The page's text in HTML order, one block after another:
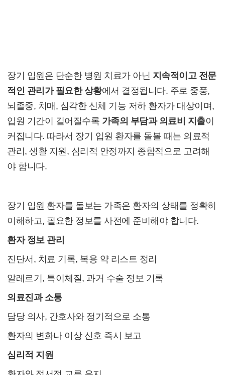
장기 입원은 단순한 병원 치료가 아닌 지속적이고 전문
적인 관리가 필요한 상황에서 결정됩니다. 주로 중풍,
뇌졸중, 치매, 심각한 신체 기능 저하 환자가 대상이며,
입원 기간이 길어질수록 가족의 부담과 의료비 지출이
커집니다. 따라서 장기 입원 환자를 돌볼 때는 의료적
관리, 생활 지원, 심리적 안정까지 종합적으로 고려해
야 합니다.
장기 입원 환자를 돌보는 가족은 환자의 상태를 정확히
이해하고, 필요한 정보를 사전에 준비해야 합니다.
환자 정보 관리
진단서, 치료 기록, 복용 약 리스트 정리
알레르기, 특이체질, 과거 수술 정보 기록
의료진과 소통
담당 의사, 간호사와 정기적으로 소통
환자의 변화나 이상 신호 즉시 보고
심리적 지원